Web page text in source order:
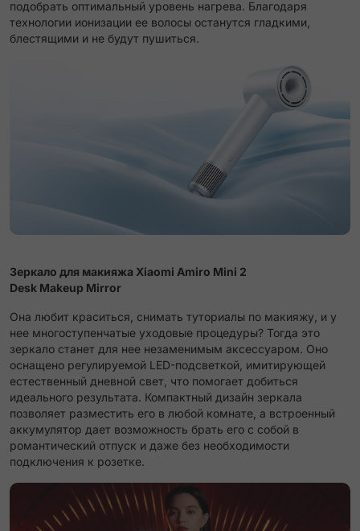
подобрать оптимальный уровень нагрева. Благодаря
технологии ионизации ее волосы останутся гладкими,
блестящими и не будут пушиться.
Зеркало для макияжа Xiaomi Amiro Mini 2
Desk Makeup Mirror
Она любит краситься, снимать туториалы по макияжу, и у
нее многоступенчатые уходовые процедуры? Тогда это
зеркало станет для нее незаменимым аксессуаром. Оно
оснащено регулируемой LED-подсветкой, имитирующей
естественный дневной свет, что помогает добиться
идеального результата. Компактный дизайн зеркала
позволяет разместить его в любой комнате, а встроенный
аккумулятор дает возможность брать его с собой в
романтический отпуск и даже без необходимости
подключения к розетке.